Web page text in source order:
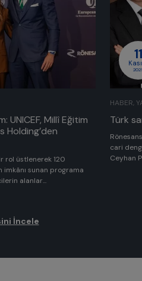
UNICEF, Millî Eğitim
Holding’den
rol üstlenerek 120
sunan programa
alanlar...
11
HABER,
Türk
cari
Ceyhan
İncele